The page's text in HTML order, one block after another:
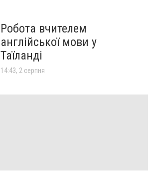
Робота вчителем
англійської мови у
Таїланді
14:43, 2 серпня